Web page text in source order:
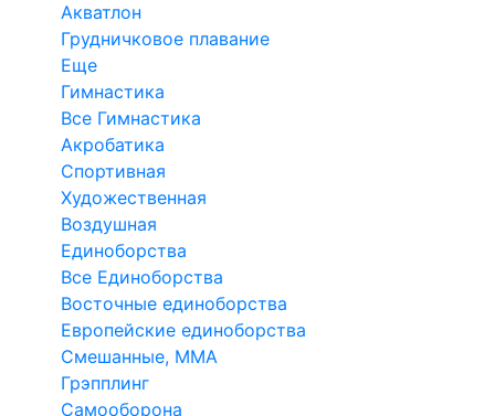
Акватлон
Грудничковое плавание
Еще
Гимнастика
Все Гимнастика
Акробатика
Спортивная
Художественная
Воздушная
Единоборства
Все Единоборства
Восточные единоборства
Европейские единоборства
Смешанные, ММА
Грэпплинг
Самооборона